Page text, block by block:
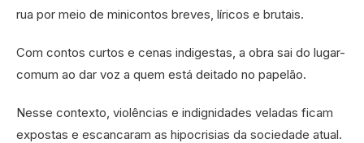
rua por meio de minicontos breves, líricos e brutais.
Com contos curtos e cenas indigestas, a obra sai do lugar-
comum ao dar voz a quem está deitado no papelão.
Nesse contexto, violências e indignidades veladas ficam
expostas e escancaram as hipocrisias da sociedade atual.